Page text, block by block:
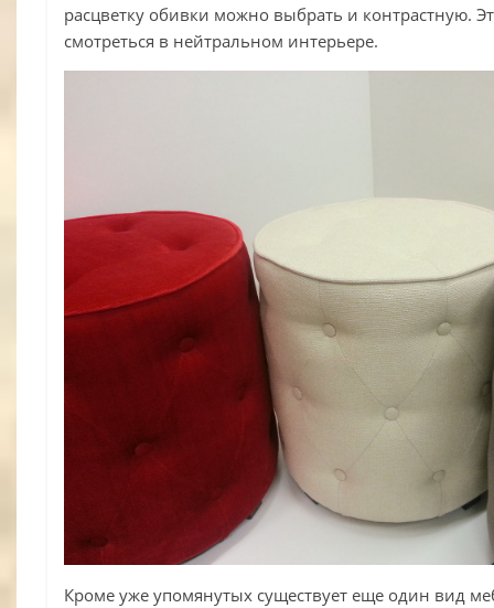
расцветку обивки можно выбрать и контрастную.
смотреться в нейтральном интерьере.
Кроме уже упомянутых существует еще один вид